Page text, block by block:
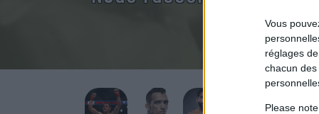
Vous
réglages
chacun
Please